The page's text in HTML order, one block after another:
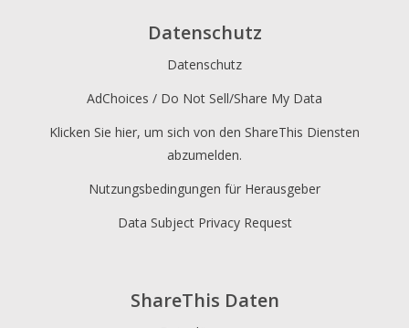
ShareThis Daten
Datenschutz
Datenschutz
AdChoices / Do Not Sell/Share My Data
Klicken Sie hier, um sich von den ShareThis Diensten
abzumelden.
Nutzungsbedingungen für Herausgeber
Data Subject Privacy Request